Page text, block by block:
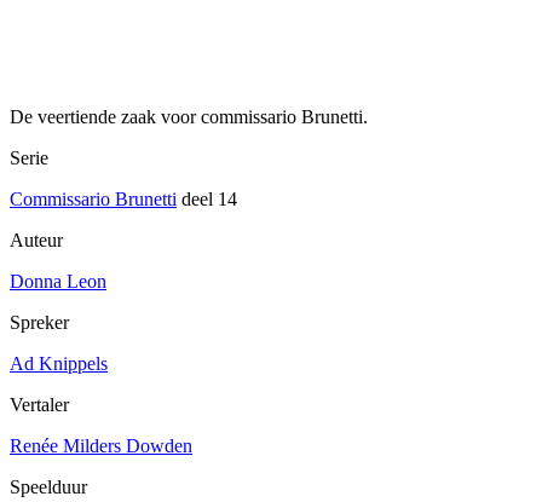
De veertiende zaak voor commissario Brunetti.
Serie
Commissario Brunetti deel 14
Auteur
Donna Leon
Spreker
Ad Knippels
Vertaler
Renée Milders Dowden
Speelduur